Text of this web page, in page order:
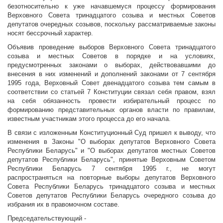
безотносительно к уже начавшемуся процессу формирования
Верховного Совета тринадцатого созыва и местных Советов
депутатов очередных созывов, поскольку рассматриваемые законы
носят бессрочный характер.
Объявив проведение выборов Верховного Совета тринадцатого
созыва и местных Советов в порядке и на условиях,
предусмотренных законами о выборах, действовавшими до
внесения в них изменений и дополнений законами от 7 сентября
1995 года, Верховный Совет двенадцатого созыва тем самым в
соответствии со статьей 7 Конституции связал себя правом, взял
на себя обязанность провести избирательный процесс по
формированию представительных органов власти по правилам,
известным участникам этого процесса до его начала.
В связи с изложенным Конституционный Суд пришел к выводу, что
изменения в Законы "О выборах депутатов Верховного Совета
Республики Беларусь" и "О выборах депутатов местных Советов
депутатов Республики Беларусь", принятые Верховным Советом
Республики Беларусь 7 сентября 1995 г., не могут
распространяться на повторные выборы депутатов Верховного
Совета Республики Беларусь тринадцатого созыва и местных
Советов депутатов Республики Беларусь очередного созыва до
избрания их в правомочном составе.
Председательствующий -